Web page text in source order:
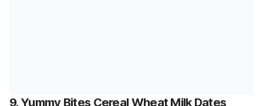
9. Yummy Bites Cereal Wheat Milk Dates